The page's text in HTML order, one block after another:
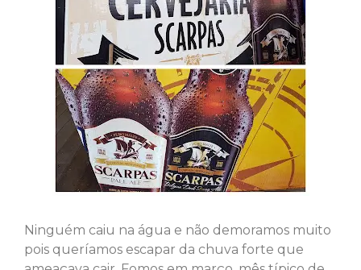
Ninguém caiu na água e não demoramos muito
pois queríamos escapar da chuva forte que